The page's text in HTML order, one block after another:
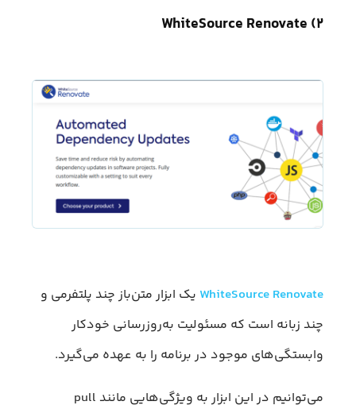
۲) WhiteSource Renovate
WhiteSource Renovate یک ابزار متن‌باز چند پلتفرمی و
چند زبانه است که مسئولیت به‌روزرسانی خودکار
وابستگی‌‌های موجود در برنامه را به عهده می‌گیرد.
می‌توانیم در این ابزار به ویژگی‌هایی مانند pull